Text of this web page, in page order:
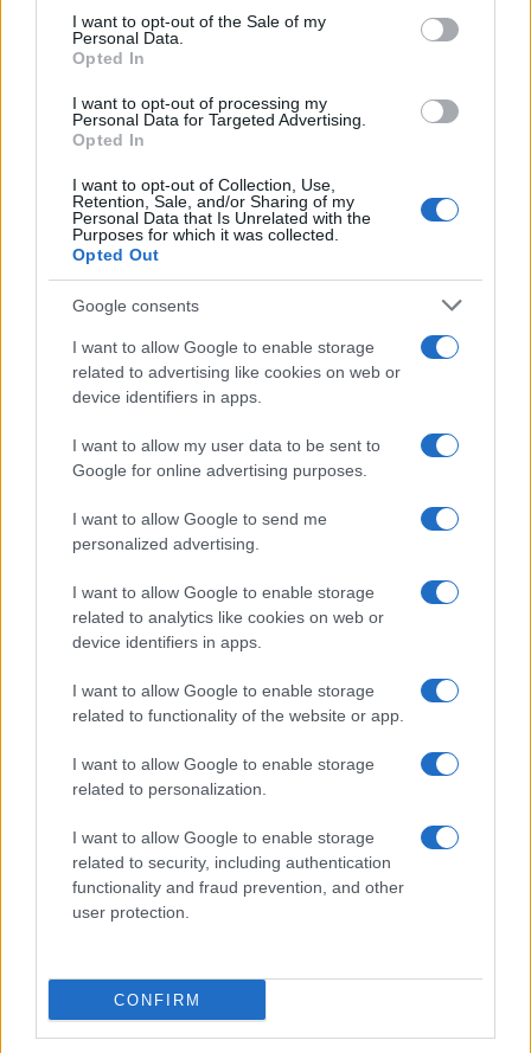
services and may gather and store information including but
not limited to your visit or usage behaviour. You may click to
grant or deny consent to Google and its third-party tags to
consent section.
I want to opt-out of the Sale of my
Personal Data.
Opted In
I want to opt-out of processing my
Personal Data for Targeted Advertising.
Opted In
I want to opt-out of Collection, Use,
Retention, Sale, and/or Sharing of my
Personal Data that Is Unrelated with the
Purposes for which it was collected.
Opted Out
Google consents
I want to allow Google to enable storage
related to advertising like cookies on web or
device identifiers in apps.
I want to allow my user data to be sent to
Google for online advertising purposes.
I want to allow Google to send me
personalized advertising.
I want to allow Google to enable storage
related to analytics like cookies on web or
device identifiers in apps.
I want to allow Google to enable storage
related to functionality of the website or app.
I want to allow Google to enable storage
related to personalization.
I want to allow Google to enable storage
related to security, including authentication
functionality and fraud prevention, and other
user protection.
CONFIRM
Germania
Investieren24
UK
Lgbtq News
Investeren 24